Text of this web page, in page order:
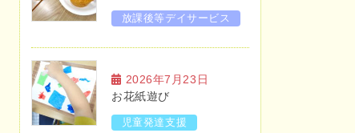
放課後等デイサービス
2026年7月23日
お花紙遊び
児童発達支援